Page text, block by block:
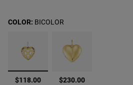
seleccionado
$118.00 $230.00
COLOR: BICOLOR